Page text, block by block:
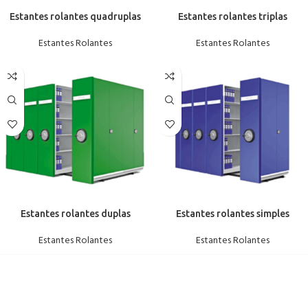
Estantes rolantes quadruplas
Estantes Rolantes
Estantes rolantes triplas
Estantes Rolantes
Estantes rolantes duplas
Estantes Rolantes
Estantes rolantes simples
Estantes Rolantes